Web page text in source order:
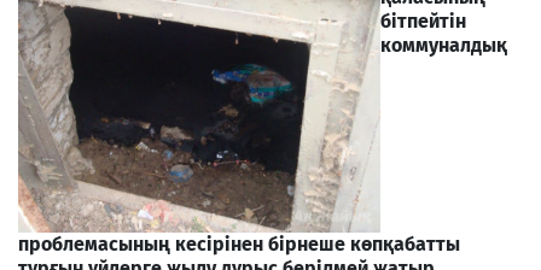
бітпейтін
коммуналдық
проблемасының кесірінен бірнеше көпқабатты